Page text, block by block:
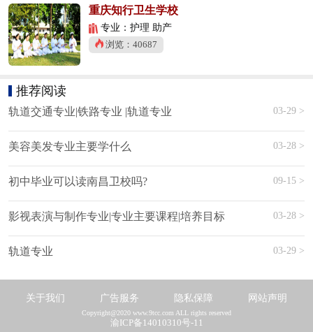
重庆知行卫生学校
专业：护理 助产
浏览：40687
推荐阅读
轨道交通专业|铁路专业 |轨道专业 03-29 >
美容美发专业主要学什么 03-28 >
初中毕业可以读南昌卫校吗? 09-15 >
影视表演与制作专业|专业主要课程|培养目标 03-28 >
轨道专业 03-29 >
关于我们 广告服务 隐私保障 网站声明
Copyright@2020 www.9tcc.com ALL rights reserved
渝ICP备14010310号-11